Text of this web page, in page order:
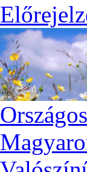
Országos